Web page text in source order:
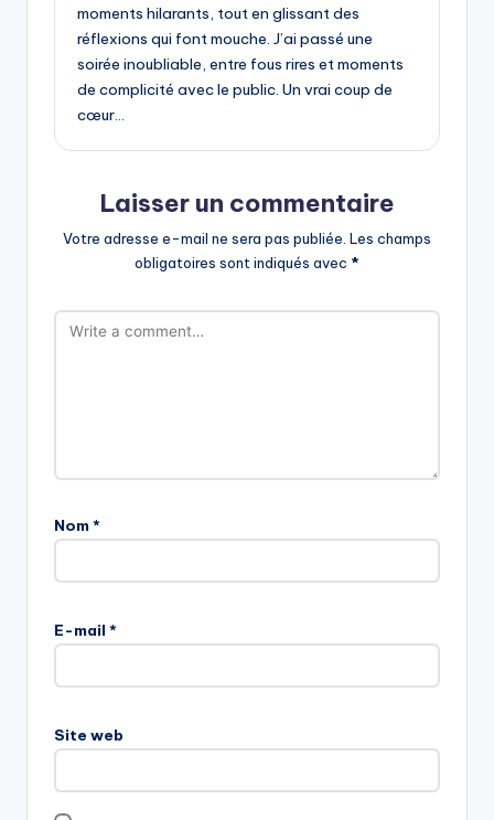
moments hilarants, tout en glissant des
réflexions qui font mouche. J’ai passé une
soirée inoubliable, entre fous rires et moments
de complicité avec le public. Un vrai coup de
cœur…
Laisser un commentaire
Votre adresse e-mail ne sera pas publiée. Les champs
obligatoires sont indiqués avec *
Nom *
E-mail *
Site web